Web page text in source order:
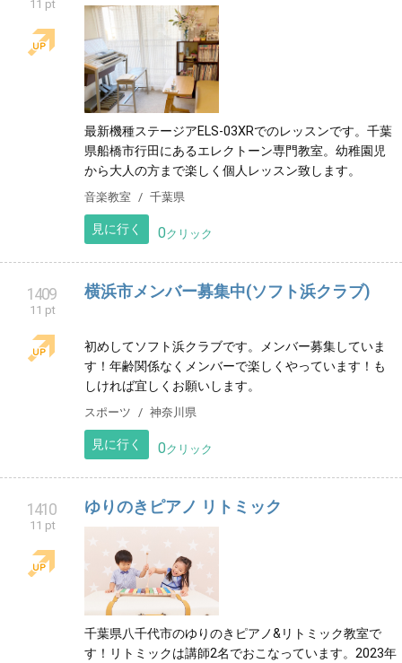
見に行く クリック
船橋みいみエレクトーン教室
最新機種ステージアELS-03XRでのレッスンです。千葉
県船橋市行田にあるエレクトーン専門教室。幼稚園児
から大人の方まで楽しく個人レッスン致します。
音楽教室 千葉県
横浜市メンバー募集中(ソフト浜クラブ)
初めしてソフト浜クラブです。メンバー募集していま
す！年齢関係なくメンバーで楽しくやっています！も
しければ宜しくお願いします。
スポーツ 神奈川県
見に行く 0クリック